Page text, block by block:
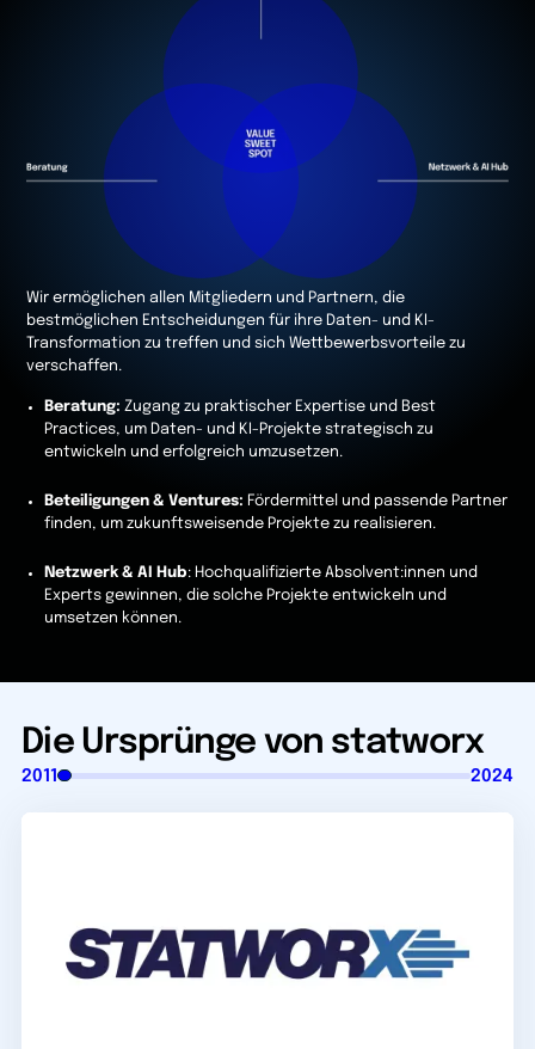
Wir ermöglichen allen Mitgliedern und Partnern, die
bestmöglichen Entscheidungen für ihre Daten- und KI-
Transformation zu treffen und sich Wettbewerbsvorteile zu
verschaffen.
Beratung: Zugang zu praktischer Expertise und Best
Practices, um Daten- und KI-Projekte strategisch zu
entwickeln und erfolgreich umzusetzen.
Beteiligungen & Ventures: Fördermittel und passende Partner
finden, um zukunftsweisende Projekte zu realisieren.
Netzwerk & AI Hub: Hochqualifizierte Absolvent:innen und
Experts gewinnen, die solche Projekte entwickeln und
umsetzen können.
Die Ursprünge von statworx
2011 2024